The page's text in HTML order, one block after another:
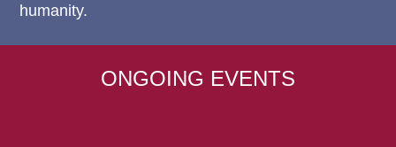
humanity.
ONGOING EVENTS